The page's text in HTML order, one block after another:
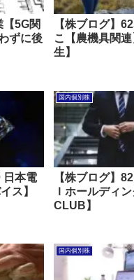
5G関
ずに後
【株ブログ】
こ【農機具関
生】
日本電
ス】
国内個別株
【株ブログ】
Ｉホールディ
CLUB】
国内個別株